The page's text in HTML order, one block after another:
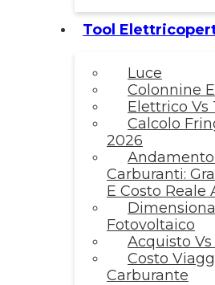
Tool
Luce
Colonnine
Elettrico Vs
Calcolo
2026
Carburanti:
E Costo Reale
Fotovoltaico
Acquisto Vs
Costo
Carburante